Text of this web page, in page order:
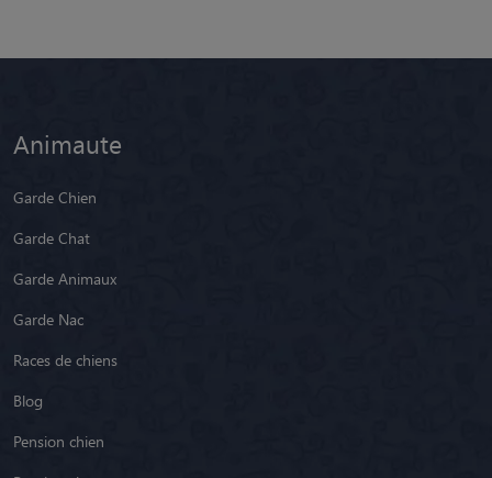
Animaute
Garde Chien
Garde Chat
Garde Animaux
Garde Nac
Races de chiens
Blog
Pension chien